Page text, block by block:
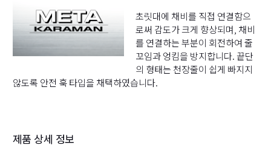
초릿대에 채비를 직접 연결함으
로써 감도가 크게 향상되며, 채비
를 연결하는 부분이 회전하여 줄
꼬임과 엉킴을 방지합니다. 끝단
의 형태는 천장줄이 쉽게 빠지지
않도록 안전 훅 타입을 채택하였습니다.
제품 상세 정보